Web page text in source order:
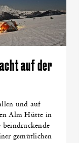
auf der
und auf
Alm Hütte in
beindruckende
gemütlichen